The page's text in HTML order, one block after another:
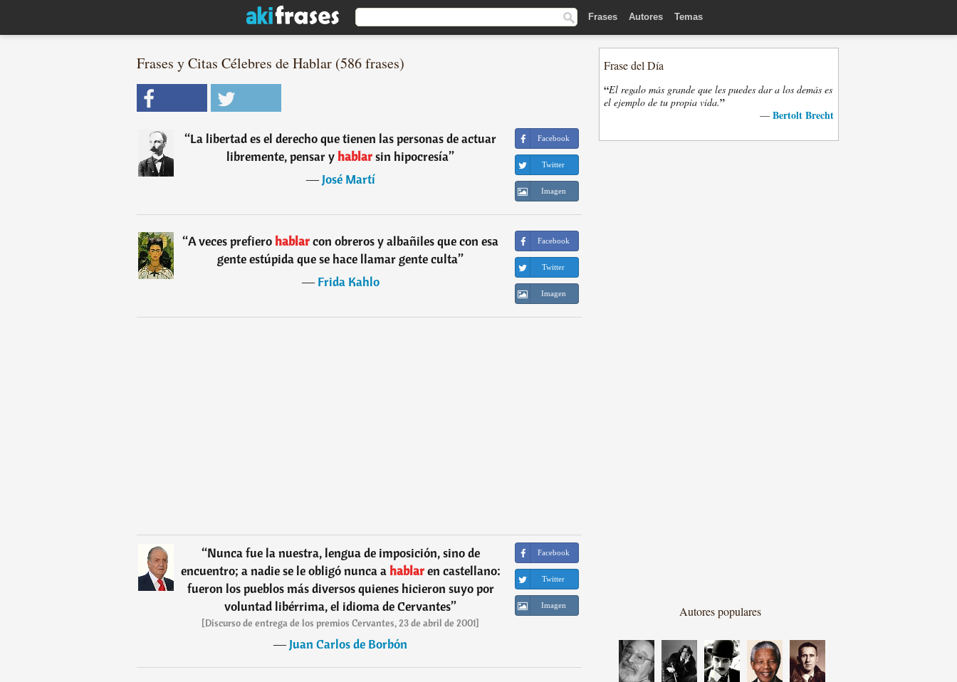
Frases Autores Temas
Frases y Citas Célebres de Hablar (586 frases)
“La libertad es el derecho que tienen las personas de actuar
libremente, pensar y hablarsin hipocresía”
―José Martí
Facebook
Twitter
Imagen
“A veces prefiero hablarcon obreros y albañiles que con esa
gente estúpida que se hace llamar gente culta”
―Frida Kahlo
Facebook
Twitter
Imagen
“Nunca fue la nuestra, lengua de imposición, sino de
encuentro; a nadie se le obligó nunca ahablaren castellano:
fueron los pueblos más diversos quienes hicieron suyo por
voluntad libérrima, el idioma de Cervantes”
[Discurso de entrega de los premios Cervantes, 23 de abril de 2001]
―Juan Carlos de Borbón
Facebook
Twitter
Imagen
Frase del Día
“El regalo más grande que les puedes dar a los demás es
el ejemplo de tu propia vida.”
— Bertolt Brecht
Autores populares